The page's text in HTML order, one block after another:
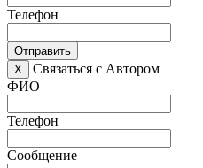
Телефон
Отправить
X
Связаться с Автором
ФИО
Телефон
Сообщение